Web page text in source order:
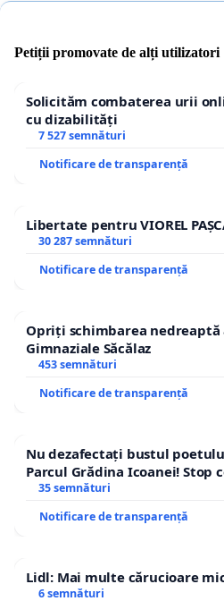
Petiții promovate de alți utilizatori
Solicităm combaterea urii
cu dizabilități
7 527 semnături
Notificare de transparență
Libertate pentru VIOREL
30 287 semnături
Notificare de transparență
Opriți schimbarea nedreaptă
Gimnaziale Săcălaz
453 semnături
Notificare de transparență
Nu dezafectați bustul
Parcul Grădina Icoanei! Stop
35 semnături
Notificare de transparență
Lidl: Mai multe cărucioare
6 semnături